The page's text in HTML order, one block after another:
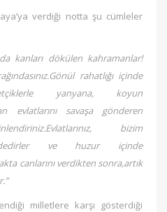
verdiği notta şu cümleler
kanları dökülen kahramanlar!
rahatlığı içinde
yanyana, koyun
evlatlarını savaşa gönderen
bizim
ve huzur içinde
canlarını verdikten sonra,artık
milletlere karşı gösterdiği